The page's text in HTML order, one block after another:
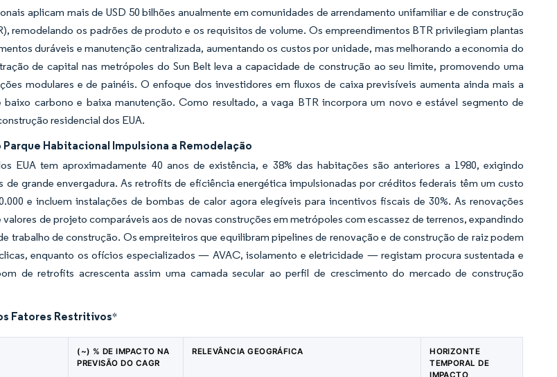
aplicam mais de USD 50 bilhões anualmente em comunidades de arrendamento unifamiliar e de construção
remodelando os padrões de produto e os requisitos de volume. Os empreendimentos BTR privilegiam plantas
duráveis e manutenção centralizada, aumentando os custos por unidade, mas melhorando a economia do
de capital nas metrópoles do Sun Belt leva a capacidade de construção ao seu limite, promovendo uma
modulares e de painéis. O enfoque dos investidores em fluxos de caixa previsíveis aumenta ainda mais a
carbono e baixa manutenção. Como resultado, a vaga BTR incorpora um novo e estável segmento de
residencial dos EUA.
Habitacional Impulsiona a Remodelação
EUA tem aproximadamente 40 anos de existência, e 38% das habitações são anteriores a 1980, exigindo
de grande envergadura. As retrofits de eficiência energética impulsionadas por créditos federais têm um custo
e incluem instalações de bombas de calor agora elegíveis para incentivos fiscais de 30%. As renovações
de projeto comparáveis aos de novas construções em metrópoles com escassez de terrenos, expandindo
trabalho de construção. Os empreiteiros que equilibram pipelines de renovação e de construção de raiz podem
enquanto os ofícios especializados — AVAC, isolamento e eletricidade — registam procura sustentada e
de retrofits acrescenta assim uma camada secular ao perfil de crescimento do mercado de construção
Fatores Restritivos*
(~) % DE IMPACTO NA
PREVISÃO DO CAGR
RELEVÂNCIA GEOGRÁFICA
HORIZONTE
TEMPORAL DE
IMPACTO